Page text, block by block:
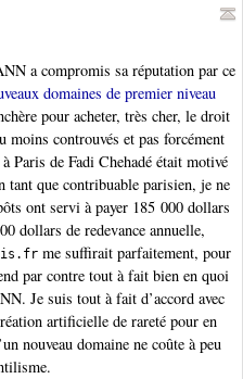
a compromis sa réputation par ce
domaines de premier niveau
pour acheter, très cher, le droit
moins controuvés et pas forcément
Paris de Fadi Chehadé était motivé
tant que contribuable parisien, je ne
ont servi à payer 185 000 dollars
dollars de redevance annuelle,
me suffirait parfaitement, pour
par contre tout à fait bien en quoi
Je suis tout à fait d’accord avec
artificielle de rareté pour en
nouveau domaine ne coûte à peu